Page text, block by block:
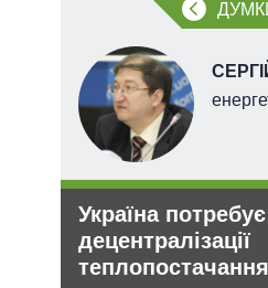
Україна потребує
децентралізації
теплопостачання